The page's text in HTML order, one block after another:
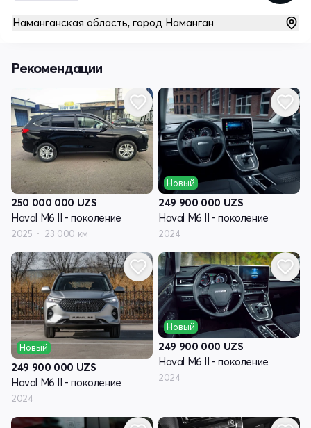
Наманганская область, город Наманган
Рекомендации
250 000 000 UZS
Haval M6 II - поколение
2025 23 000 км
Новый
249 900 000 UZS
Haval M6 II - поколение
2024
Новый
249 900 000 UZS
Haval M6 II - поколение
2024
Новый
249 900 000 UZS
Haval M6 II - поколение
2024